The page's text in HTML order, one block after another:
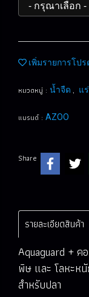
เพิ่มรายการโปร
หมวดหมู่ : น้ำจืด , แ
แบรนด์ : AZOO
Share
รายละเอียดสินค้า
Aquaguard + ค
พิษ และ โลหะหนั
สำหรับปลา